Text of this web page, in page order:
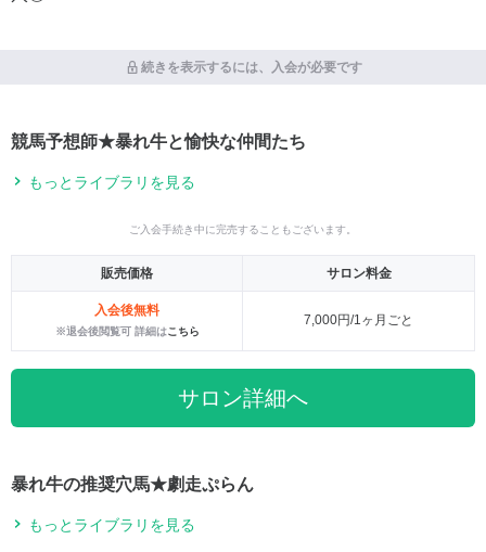
続きを表示するには、入会が必要です
競馬予想師★暴れ牛と愉快な仲間たち
もっとライブラリを見る
ご入会手続き中に完売することもございます。
販売価格 サロン料金
入会後無料
※退会後閲覧可 詳細はこちら
7,000円/1ヶ月ごと
サロン詳細へ
暴れ牛の推奨穴馬★劇走ぷらん
もっとライブラリを見る